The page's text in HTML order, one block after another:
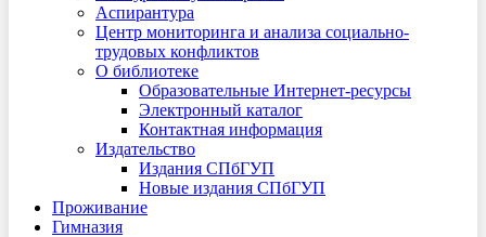
Аспирантура
Центр мониторинга и анализа социально-
трудовых конфликтов
О библиотеке
Образовательные Интернет-ресурсы
Электронный каталог
Контактная информация
Издательство
Издания СПбГУП
Новые издания СПбГУП
Проживание
Гимназия